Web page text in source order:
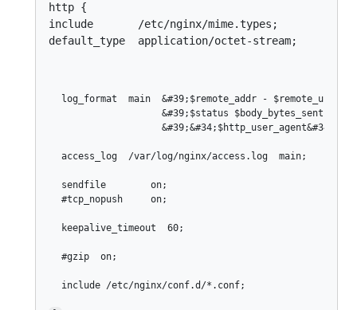
http {
include       /etc/nginx/mime.types;
default_type  application/octet-stream;
log_format  main  &#39;$remote_addr - $remote_user
&#39;$status $body_bytes_sent
&#39;&#34;$http_user_agent&#34;
access_log  /var/log/nginx/access.log  main;
sendfile        on;
#tcp_nopush     on;
keepalive_timeout  60;
#gzip  on;